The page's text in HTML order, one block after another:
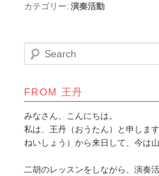
カテゴリー: 演奏活動
e
r
c
h
FROM 王丹
みなさん、こんにちは。
私は、王丹（おうたん）と申しま
ねいしょう）から来日して、今は
二胡のレッスンをしながら、演奏